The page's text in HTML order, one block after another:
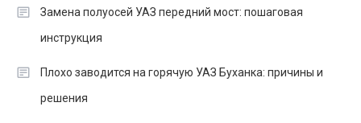
Замена полуосей УАЗ передний мост: пошаговая
инструкция
Плохо заводится на горячую УАЗ Буханка: причины и
решения